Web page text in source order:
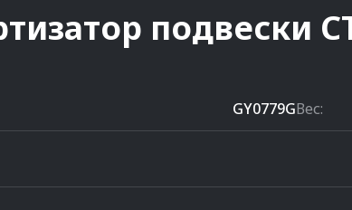
подвески
GY0779GВес: